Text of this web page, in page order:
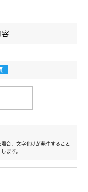
合、文字化けが発生すること
ます。